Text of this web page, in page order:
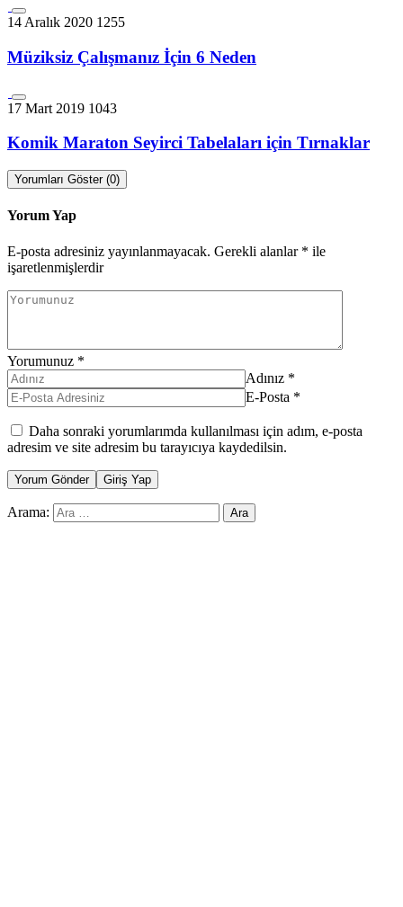
14 Aralık 2020 1255
Müziksiz Çalışmanız İçin 6 Neden
17 Mart 2019 1043
Komik Maraton Seyirci Tabelaları için Tırnaklar
Yorumları Göster (0)
Yorum Yap
E-posta adresiniz yayınlanmayacak. Gerekli alanlar * ile
işaretlenmişlerdir
Yorumunuz *
Adınız *
E-Posta *
Daha sonraki yorumlarımda kullanılması için adım, e-posta
adresim ve site adresim bu tarayıcıya kaydedilsin.
Yorum Gönder Giriş Yap
Arama: